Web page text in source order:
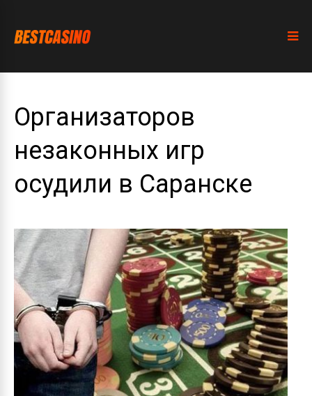
Организаторов
незаконных игр
осудили в Саранске